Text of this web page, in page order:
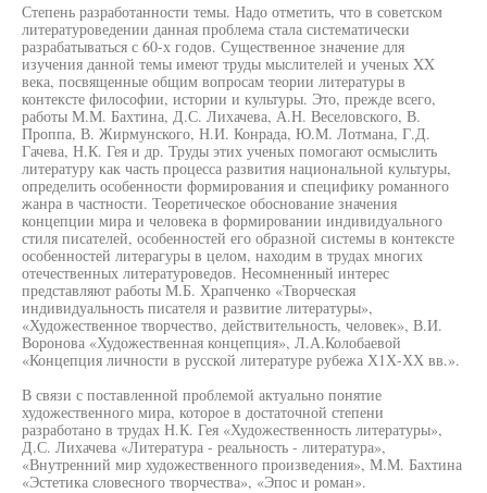
Степень разработанности темы. Надо отметить, что в советском
литературоведении данная проблема стала систематически
разрабатываться с 60-х годов. Существенное значение для
изучения данной темы имеют труды мыслителей и ученых XX
века, посвященные общим вопросам теории литературы в
контексте философии, истории и культуры. Это, прежде всего,
работы М.М. Бахтина, Д.С. Лихачева, А.Н. Веселовского, В.
Проппа, В. Жирмунского, Н.И. Конрада, Ю.М. Лотмана, Г.Д.
Гачева, Н.К. Гея и др. Труды этих ученых помогают осмыслить
литературу как часть процесса развития национальной культуры,
определить особенности формирования и специфику романного
жанра в частности. Теоретическое обоснование значения
концепции мира и человека в формировании индивидуального
стиля писателей, особенностей его образной системы в контексте
особенностей литерагуры в целом, находим в трудах многих
отечественных литературоведов. Несомненный интерес
представляют работы М.Б. Храпченко «Творческая
индивидуальность писателя и развитие литературы»,
«Художественное творчество, действительность, человек», В.И.
Воронова «Художественная концепция», Л.А.Колобаевой
«Концепция личности в русской литературе рубежа Х1Х-ХХ вв.».
В связи с поставленной проблемой актуально понятие
художественного мира, которое в достаточной степени
разработано в трудах Н.К. Гея «Художественность литературы»,
Д.С. Лихачева «Литература - реальность - литература»,
«Внутренний мир художественного произведения», М.М. Бахтина
«Эстетика словесного творчества», «Эпос и роман».